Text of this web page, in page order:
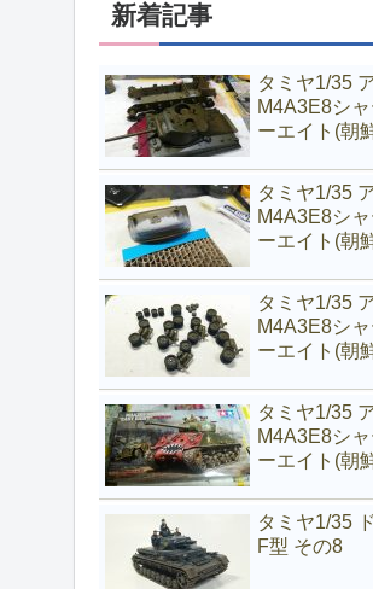
新着記事
タミヤ1/35
M4A3E8シ
ーエイト(朝
タミヤ1/35
M4A3E8シ
ーエイト(朝
タミヤ1/35
M4A3E8シ
ーエイト(朝
タミヤ1/35
M4A3E8シ
ーエイト(朝
タミヤ1/35
F型 その8